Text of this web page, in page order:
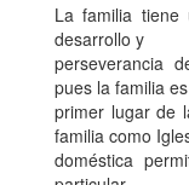
La familia tiene
desarrollo y
perseverancia
pues la familia
primer lugar de
familia como
doméstica